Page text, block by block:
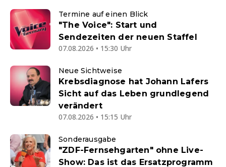
Termine auf einen Blick
"The Voice": Start und
Sendezeiten der neuen Staffel
07.08.2026 • 15:30 Uhr
Neue Sichtweise
Krebsdiagnose hat Johann Lafers
Sicht auf das Leben grundlegend
verändert
07.08.2026 • 15:15 Uhr
Sonderausgabe
"ZDF-Fernsehgarten" ohne Live-
Show: Das ist das Ersatzprogramm